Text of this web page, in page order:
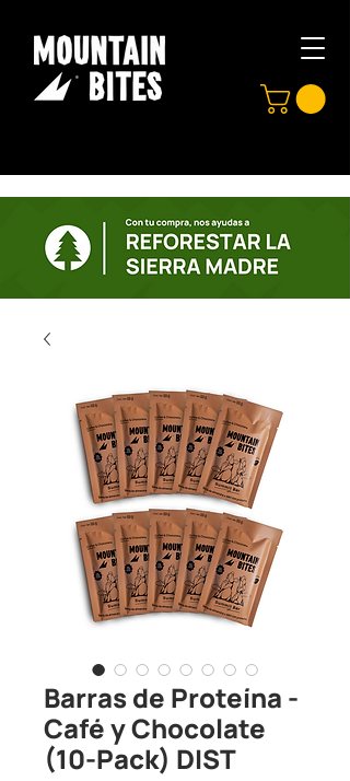
Barras de Proteína -
Café y Chocolate
(10-Pack) DIST